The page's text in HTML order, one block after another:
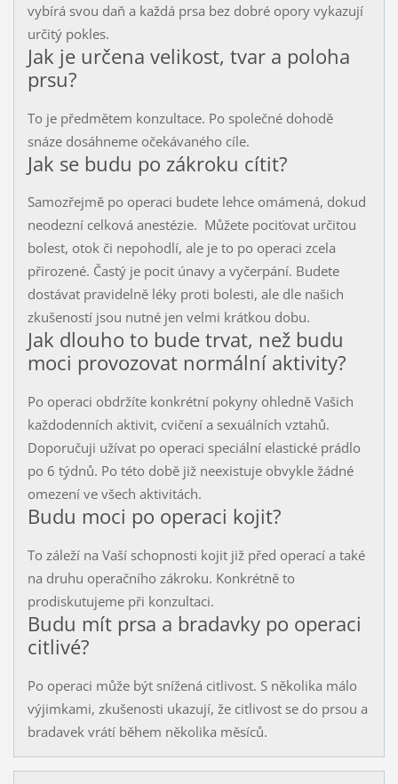
vybírá svou daň a každá prsa bez dobré opory vykazují
určitý pokles.
Jak je určena velikost, tvar a poloha
prsu?
To je předmětem konzultace. Po společné dohodě
snáze dosáhneme očekávaného cíle.
Jak se budu po zákroku cítit?
Samozřejmě po operaci budete lehce omámená, dokud
neodezní celková anestézie. Můžete pociťovat určitou
bolest, otok či nepohodlí, ale je to po operaci zcela
přirozené. Častý je pocit únavy a vyčerpání. Budete
dostávat pravidelně léky proti bolesti, ale dle našich
zkušeností jsou nutné jen velmi krátkou dobu.
Jak dlouho to bude trvat, než budu
moci provozovat normální aktivity?
Po operaci obdržíte konkrétní pokyny ohledně Vašich
každodenních aktivit, cvičení a sexuálních vztahů.
Doporučuji užívat po operaci speciální elastické prádlo
po 6 týdnů. Po této době již neexistuje obvykle žádné
omezení ve všech aktivitách.
Budu moci po operaci kojit?
To záleží na Vaší schopnosti kojit již před operací a také
na druhu operačního zákroku. Konkrétně to
prodiskutujeme při konzultaci.
Budu mít prsa a bradavky po operaci
citlivé?
Po operaci může být snížená citlivost. S několika málo
výjimkami, zkušenosti ukazují, že citlivost se do prsou a
bradavek vrátí během několika měsíců.